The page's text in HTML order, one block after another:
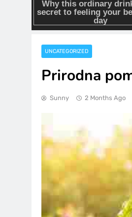
UNCATEGORIZED
Prirodna
Sunny 2 Months Ago